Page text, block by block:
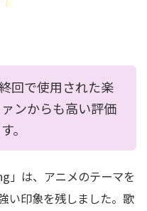
回で使用された楽
ンからも高い評価
。
」は、アニメのテーマを
い印象を残しました。歌